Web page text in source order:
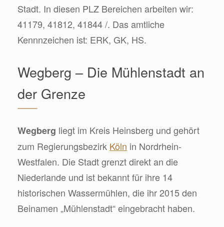
Stadt. In diesen PLZ Bereichen arbeiten wir:
41179, 41812, 41844 /. Das amtliche
Kennnzeichen ist: ERK, GK, HS.
Wegberg – Die Mühlenstadt an
der Grenze
Wegberg liegt im Kreis Heinsberg und gehört
zum Regierungsbezirk Köln in Nordrhein-
Westfalen. Die Stadt grenzt direkt an die
Niederlande und ist bekannt für ihre 14
historischen Wassermühlen, die ihr 2015 den
Beinamen „Mühlenstadt“ eingebracht haben.